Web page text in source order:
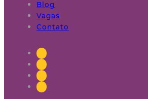
Blog
Vagas
Contato